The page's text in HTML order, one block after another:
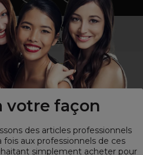
votre façon
des articles professionnels
aux professionnels de ces
simplement acheter pour
un professionnel ?
les particuliers!